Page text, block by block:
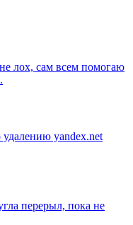
лох, сам всем помогаю
yandex.net
перерыл, пока не